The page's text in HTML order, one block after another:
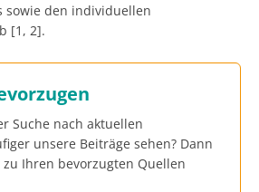
sowie den individuellen
[1, 2].
Suche nach aktuellen
unsere Beiträge sehen? Dann
Ihren bevorzugten Quellen